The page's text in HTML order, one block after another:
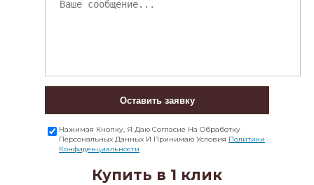
Оставить заявку
Нажимая Кнопку, Я Даю Согласие На Обработку
Персональных Данных И Принимаю Условия Политики
Конфиденциальности
Купить в 1 клик